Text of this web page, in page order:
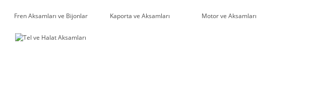
Fren Aksamları ve Bijonlar Kaporta ve Aksamları Motor ve Aksamları